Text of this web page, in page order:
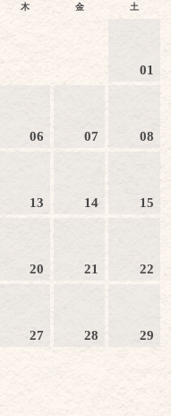
木 金 土
01
06 07 08
13 14 15
20 21 22
27 28 29